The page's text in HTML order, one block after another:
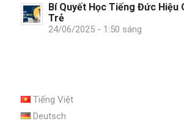
Bí Quyết Học Tiếng Đức Hiệu
Trẻ
24/06/2025 - 1:50 sáng
Tiếng Việt
Deutsch